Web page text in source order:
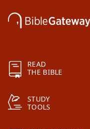
READ
THE BIBLE
STUDY
TOOLS